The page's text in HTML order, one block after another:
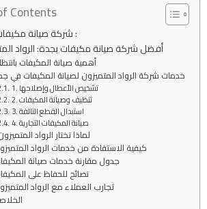
Contents
شركة صيانة مكيفات بجدة :
أفضل شركة صيانة مكيفات بجدة: الرواد
أهمية صيانة المكيفات
خدمات شركة الرواد المتميزون لصيانة المكيفات في
1. تشخيص الأعطال وإصلاحها
2. تنظيف وصيانة المكيفات
3. استبدال القطع التالفة
4. صيانة المكيفات التجارية
لماذا تختار الرواد
كيفية الاستفادة من خدمات الرواد
جدول مقارنة خدمات صيانة
نصائح للحفاظ على
تجارب العملاء مع الرواد